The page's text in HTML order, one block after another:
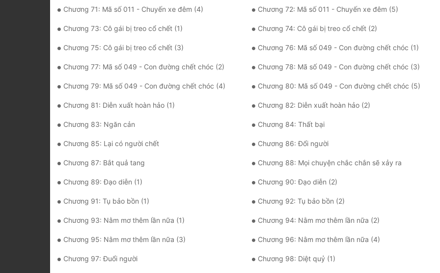
Chương 71: Mã số 011 - Chuyến xe đêm (4) Chương 72: Mã số 011 - Chuyến xe đêm (5)
Chương 73: Cô gái bị treo cổ chết (1) Chương 74: Cô gái bị treo cổ chết (2)
Chương 75: Cô gái bị treo cổ chết (3) Chương 76: Mã số 049 - Con đường chết chóc (1)
Chương 77: Mã số 049 - Con đường chết chóc (2) Chương 78: Mã số 049 - Con đường chết chóc (3)
Chương 79: Mã số 049 - Con đường chết chóc (4) Chương 80: Mã số 049 - Con đường chết chóc (5)
Chương 81: Diễn xuất hoàn hảo (1) Chương 82: Diễn xuất hoàn hảo (2)
Chương 83: Ngăn cản Chương 84: Thất bại
Chương 85: Lại có người chết Chương 86: Đổi người
Chương 87: Bắt quả tang Chương 88: Mọi chuyện chắc chắn sẽ xảy ra
Chương 89: Đạo diễn (1) Chương 90: Đạo diễn (2)
Chương 91: Tụ bảo bồn (1) Chương 92: Tụ bảo bồn (2)
Chương 93: Nằm mơ thêm lần nữa (1) Chương 94: Nằm mơ thêm lần nữa (2)
Chương 95: Nằm mơ thêm lần nữa (3) Chương 96: Nằm mơ thêm lần nữa (4)
Chương 97: Đuổi người Chương 98: Diệt quỷ (1)